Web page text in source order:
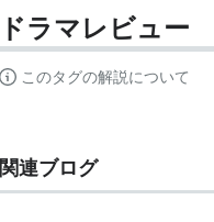
ドラマレビュー
このタグの解説について
関連ブログ